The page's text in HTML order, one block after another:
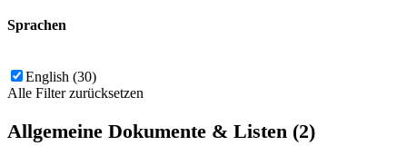
Sprachen
English (30)
Alle Filter zurücksetzen
Allgemeine Dokumente & Listen (2)